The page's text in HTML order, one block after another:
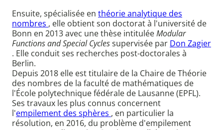
Ensuite, spécialisée en théorie analytique des
nombres , elle obtient son doctorat à l'université de
Bonn en 2013 avec une thèse intituléeModular
Functions and Special Cyclessupervisée par Don Zagier
. Elle conduit ses recherches post-doctorales à
Berlin.
Depuis 2018 elle est titulaire de la Chaire de Théorie
des nombres de la faculté de mathématiques de
l'École polytechnique fédérale de Lausanne (EPFL).
Ses travaux les plus connus concernent
l'empilement des sphères , en particulier la
résolution, en 2016, du problème d'empilement